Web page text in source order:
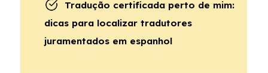
Tradução certificada perto de mim:
dicas para localizar tradutores
juramentados em espanhol